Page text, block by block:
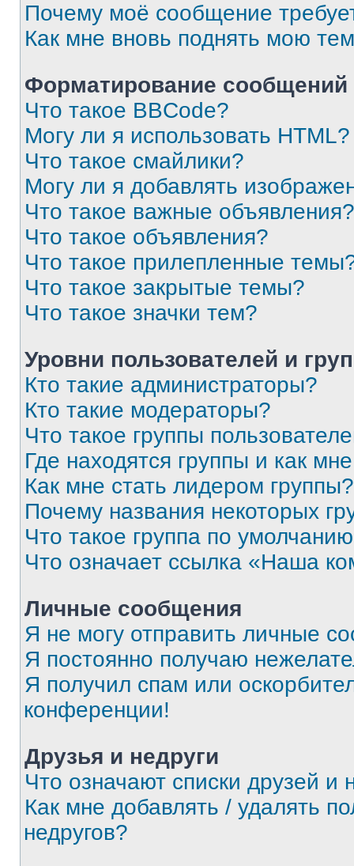
Почему моё сообщение
Как мне вновь поднять мою
Форматирование
Что такое BBCode?
Могу ли я использовать HTML?
Что такое смайлики?
Могу ли я добавлять
Что такое важные объявления?
Что такое объявления?
Что такое прилепленные
Что такое закрытые темы?
Что такое значки тем?
Уровни пользователей и
Кто такие администраторы?
Кто такие модераторы?
Что такое группы
Где находятся группы и как
Как мне стать лидером группы?
Почему названия некоторых
Что такое группа по
Что означает ссылка «Наша
Личные сообщения
Я не могу отправить личные
Я постоянно получаю
Я получил спам или
конференции!
Друзья и недруги
Что означают списки друзей и
Как мне добавлять / удалять
недругов?